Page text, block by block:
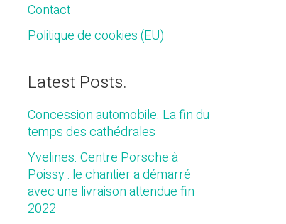
Contact
Politique de cookies (EU)
Latest Posts.
Concession automobile. La fin du
temps des cathédrales
Yvelines. Centre Porsche à
Poissy : le chantier a démarré
avec une livraison attendue fin
2022